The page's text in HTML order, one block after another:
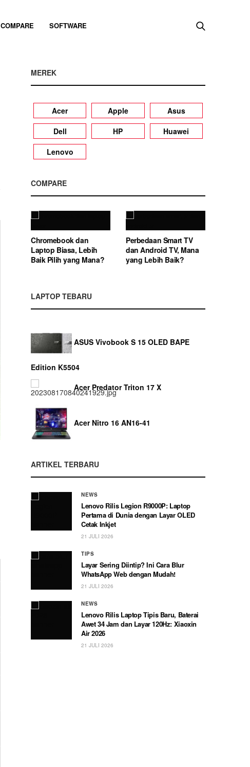
COMPARE SOFTWARE
MEREK
Acer Apple
Asus
Dell
HP
Huawei
Lenovo
COMPARE
Chromebook dan
Laptop Biasa, Lebih
Baik Pilih yang Mana?
Perbedaan Smart TV
dan Android TV, Mana
yang Lebih Baik?
LAPTOP TEBARU
ASUS Vivobook S 15 OLED BAPE
Edition K5504
Acer Predator Triton 17 X
Acer Nitro 16 AN16-41
ARTIKEL TERBARU
NEWS
Lenovo Rilis Legion R9000P: Laptop
Pertama di Dunia dengan Layar OLED
Cetak Inkjet
21 JULI 2026
TIPS
Layar Sering Diintip? Ini Cara Blur
WhatsApp Web dengan Mudah!
21 JULI 2026
NEWS
Lenovo Rilis Laptop Tipis Baru, Baterai
Awet 34 Jam dan Layar 120Hz: Xiaoxin
Air 2026
21 JULI 2026